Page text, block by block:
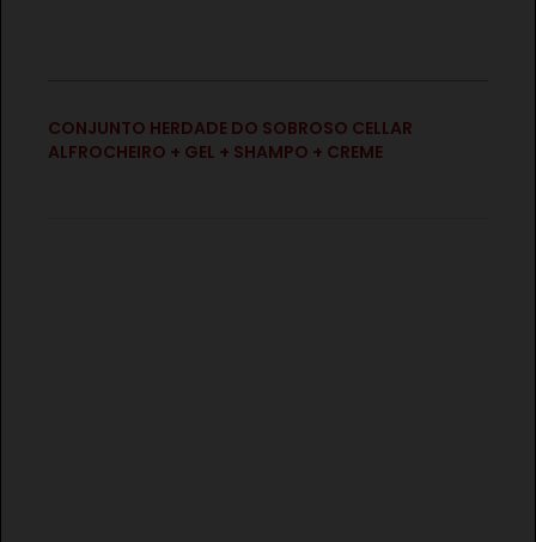
CONJUNTO HERDADE DO SOBROSO CELLAR
ALFROCHEIRO + GEL + SHAMPO + CREME